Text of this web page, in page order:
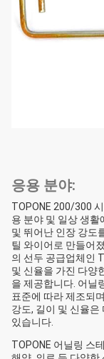
응용 분야:
TOPONE 200/300
용 분야 및 일상 생활
및 뛰어난 인장 강도
틸 와이어로 만들어
의 선두 공급업체인
및 신율을 가진 다양
을 제공합니다. 어닐
표준에 따라 제조되
강도, 길이 및 신율
있습니다.
TOPONE 어닐링 스